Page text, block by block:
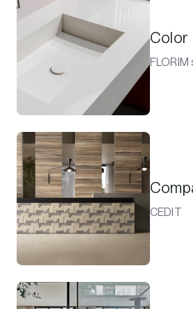
Color
FLORIM
CEDIT